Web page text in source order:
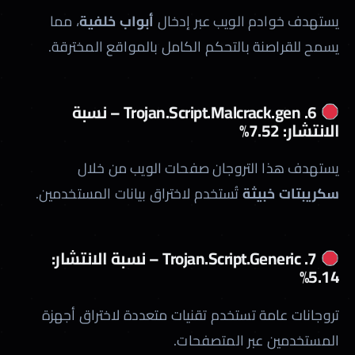
يستهدف خوادم الويب عبر إدخالأبواب خلفية، مما
يسمح للقراصنة بالتحكم الكامل بالمواقع المخترقة.
6. Trojan.Script.Malcrack.gen – نسبة
الانتشار: 7.52%
يستهدف هذا التروجان صفحات الويب من خلال
سكريبتات خبيثةتُستخدم لاختراق بيانات المستخدمين.
7. Trojan.Script.Generic – نسبة الانتشار:
5.14%
تروجانات عامة تستخدم تقنيات متعددة لاختراق أجهزة
المستخدمين عبر المتصفحات.